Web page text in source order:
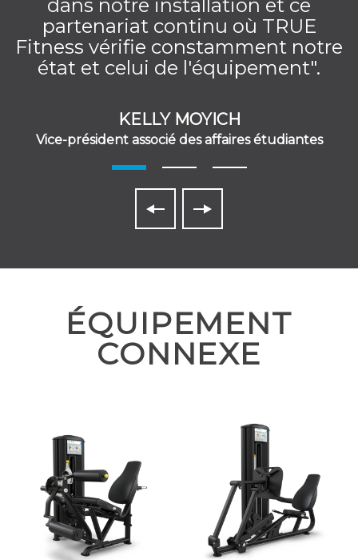
dans notre installation et ce
partenariat continu où TRUE
Fitness vérifie constamment notre
état et celui de l'équipement".
KELLY MOYICH
Vice-président associé des affaires étudiantes
ÉQUIPEMENT
CONNEXE